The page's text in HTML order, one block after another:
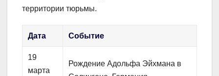
территории тюрьмы.
Дата Событие
19
марта
Рождение Адольфа Эйхмана в